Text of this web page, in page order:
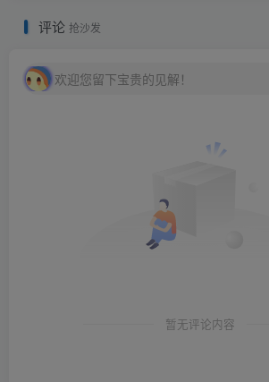
评论 抢沙发
欢迎您留下宝贵的见解！
暂无评论内容